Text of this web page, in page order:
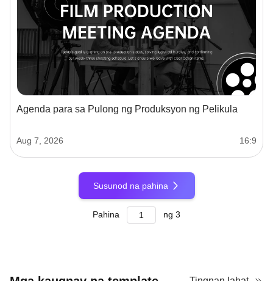
Agenda para sa Pulong ng Produksyon ng Pelikula
Aug 7, 2026 16:9
Susunod na pahina
Pahina ng 3